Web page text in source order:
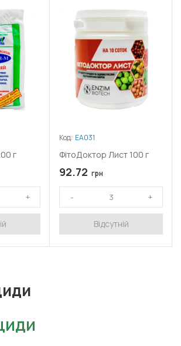
г
Код: ЕА031
ФітоДоктор Лист 100 г
92.72 грн
Відсутній